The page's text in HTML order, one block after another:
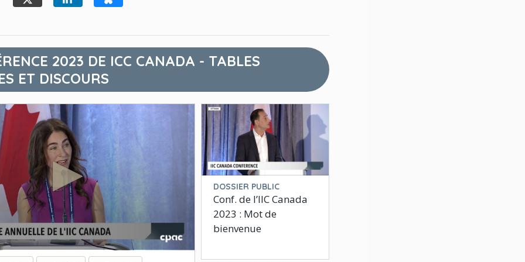
2023 DE ICC CANADA - TABLES
ET DISCOURS
DOSSIER PUBLIC
Conf. de l’IIC Canada
2023 : Mot de
bienvenue